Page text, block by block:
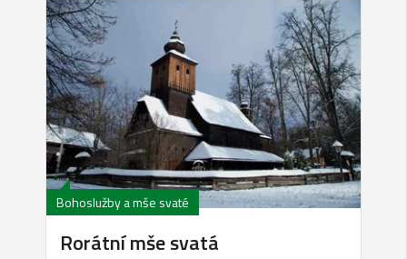
Bohoslužby a mše svaté
Rorátní mše svatá